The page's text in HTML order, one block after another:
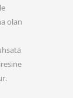
olan